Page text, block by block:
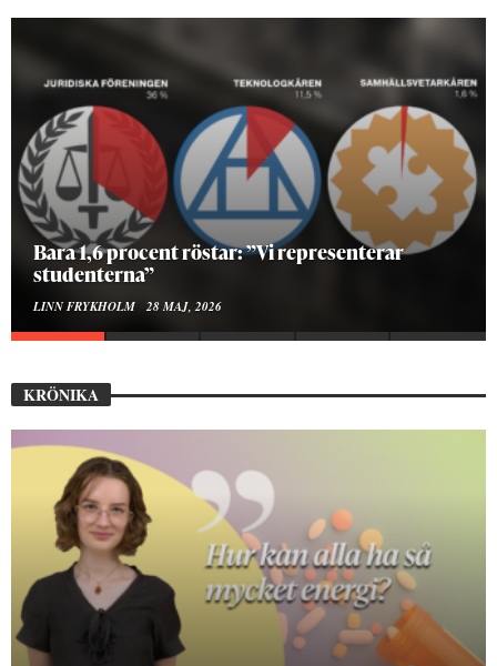
Hur bygger man en Lundakarneval?
ELISE RALSTON SAMUELSON 24 MAJ, 2026
KRÖNIKA